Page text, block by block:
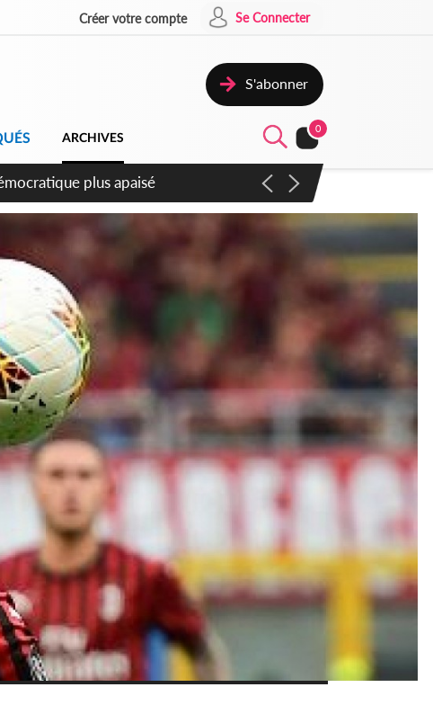
Créer votre compte Se Connecter
S'abonner
ARCHIVES
0
compter du samedi